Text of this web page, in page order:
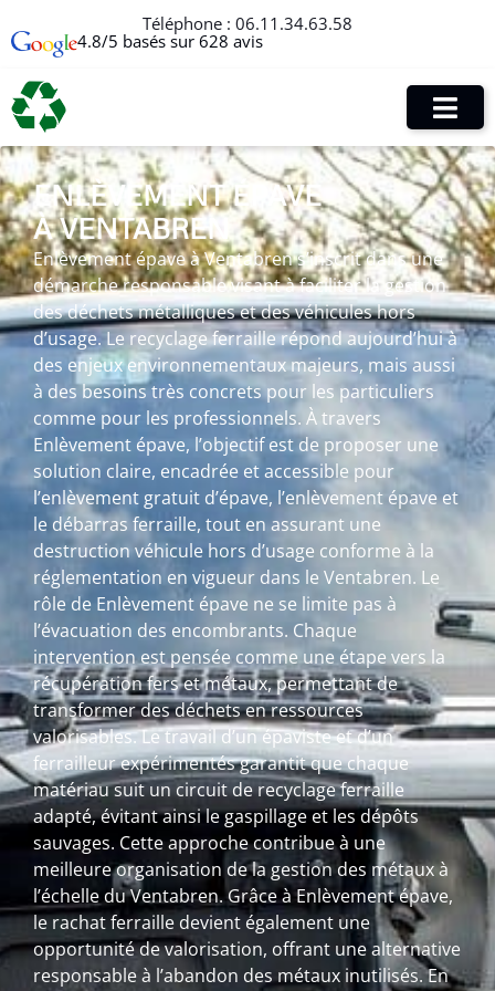
Téléphone : 06.11.34.63.58
4.8/5 basés sur 628 avis
ENLÈVEMENT ÉPAVE
À VENTABREN
Enlèvement épave à Ventabren s’inscrit dans une
démarche responsable visant à faciliter la gestion
des déchets métalliques et des véhicules hors
d’usage. Le recyclage ferraille répond aujourd’hui à
des enjeux environnementaux majeurs, mais aussi
à des besoins très concrets pour les particuliers
comme pour les professionnels. À travers
Enlèvement épave, l’objectif est de proposer une
solution claire, encadrée et accessible pour
l’enlèvement gratuit d’épave, l’enlèvement épave et
le débarras ferraille, tout en assurant une
destruction véhicule hors d’usage conforme à la
réglementation en vigueur dans le Ventabren. Le
rôle de Enlèvement épave ne se limite pas à
l’évacuation des encombrants. Chaque
intervention est pensée comme une étape vers la
récupération fers et métaux, permettant de
transformer des déchets en ressources
valorisables. Le travail d’un épaviste et d’un
ferrailleur expérimentés garantit que chaque
matériau suit un circuit de recyclage ferraille
adapté, évitant ainsi le gaspillage et les dépôts
sauvages. Cette approche contribue à une
meilleure organisation de la gestion des métaux à
l’échelle du Ventabren. Grâce à Enlèvement épave,
le rachat ferraille devient également une
opportunité de valorisation, offrant une alternative
responsable à l’abandon des métaux inutilisés. En